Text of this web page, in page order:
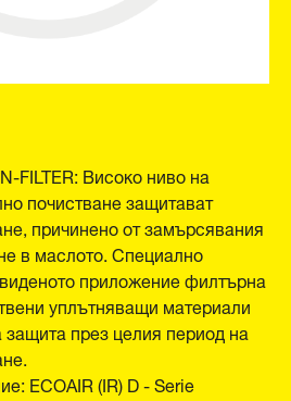
FILTER: Високо ниво на
почистване защитават
причинено от замърсявания
в маслото. Специално
приложение филтърна
уплътняващи материали
през целия период на
ECOAIR (IR) D - Serie